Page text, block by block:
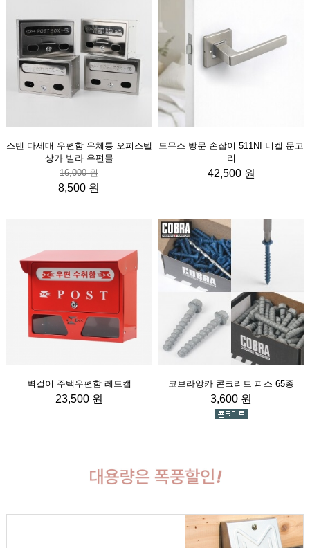
스텐 다세대 우편함 우체통 오피스텔
상가 빌라 우편물
16,000 원
8,500 원
도무스 방문 손잡이 511NI 니켈 문고
리
42,500 원
벽걸이 주택우편함 레드캡
23,500 원
코브라앙카 콘크리트 피스 65종
3,600 원